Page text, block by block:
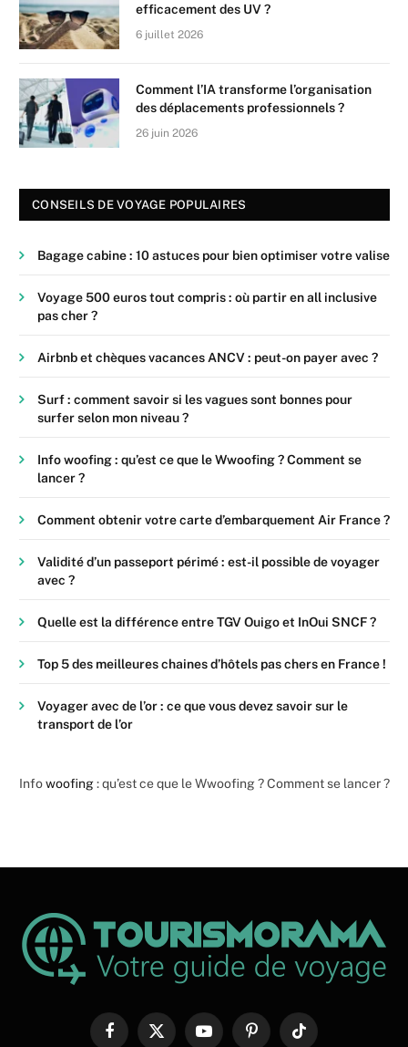
efficacement des UV ?
6 juillet 2026
Comment l’IA transforme l’organisation
des déplacements professionnels ?
26 juin 2026
CONSEILS DE VOYAGE POPULAIRES
Bagage cabine : 10 astuces pour bien optimiser votre valise
Voyage 500 euros tout compris : où partir en all inclusive
pas cher ?
Airbnb et chèques vacances ANCV : peut-on payer avec ?
Surf : comment savoir si les vagues sont bonnes pour
surfer selon mon niveau ?
Info woofing : qu’est ce que le Wwoofing ? Comment se
lancer ?
Comment obtenir votre carte d’embarquement Air France ?
Validité d’un passeport périmé : est-il possible de voyager
avec ?
Quelle est la différence entre TGV Ouigo et InOui SNCF ?
Top 5 des meilleures chaines d’hôtels pas chers en France !
Voyager avec de l’or : ce que vous devez savoir sur le
transport de l’or
Infowoofing: qu’est ce que le Wwoofing ? Comment se lancer ?
FacebookX YouTubePinterestTikTok